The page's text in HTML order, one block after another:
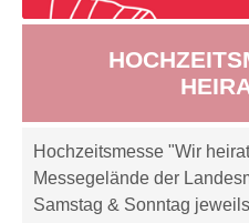
Hochzeitsmesse "Wir
Messegelände der
Samstag & Sonntag